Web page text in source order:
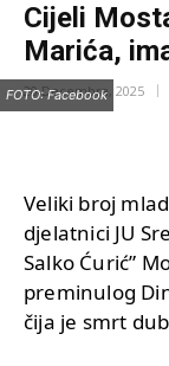
Cijeli
Marića,
20 Decembra, 2025
FOTO: Facebook
Veliki broj
djelatnici JU
Salko Ćurić”
preminulog
čija je smrt